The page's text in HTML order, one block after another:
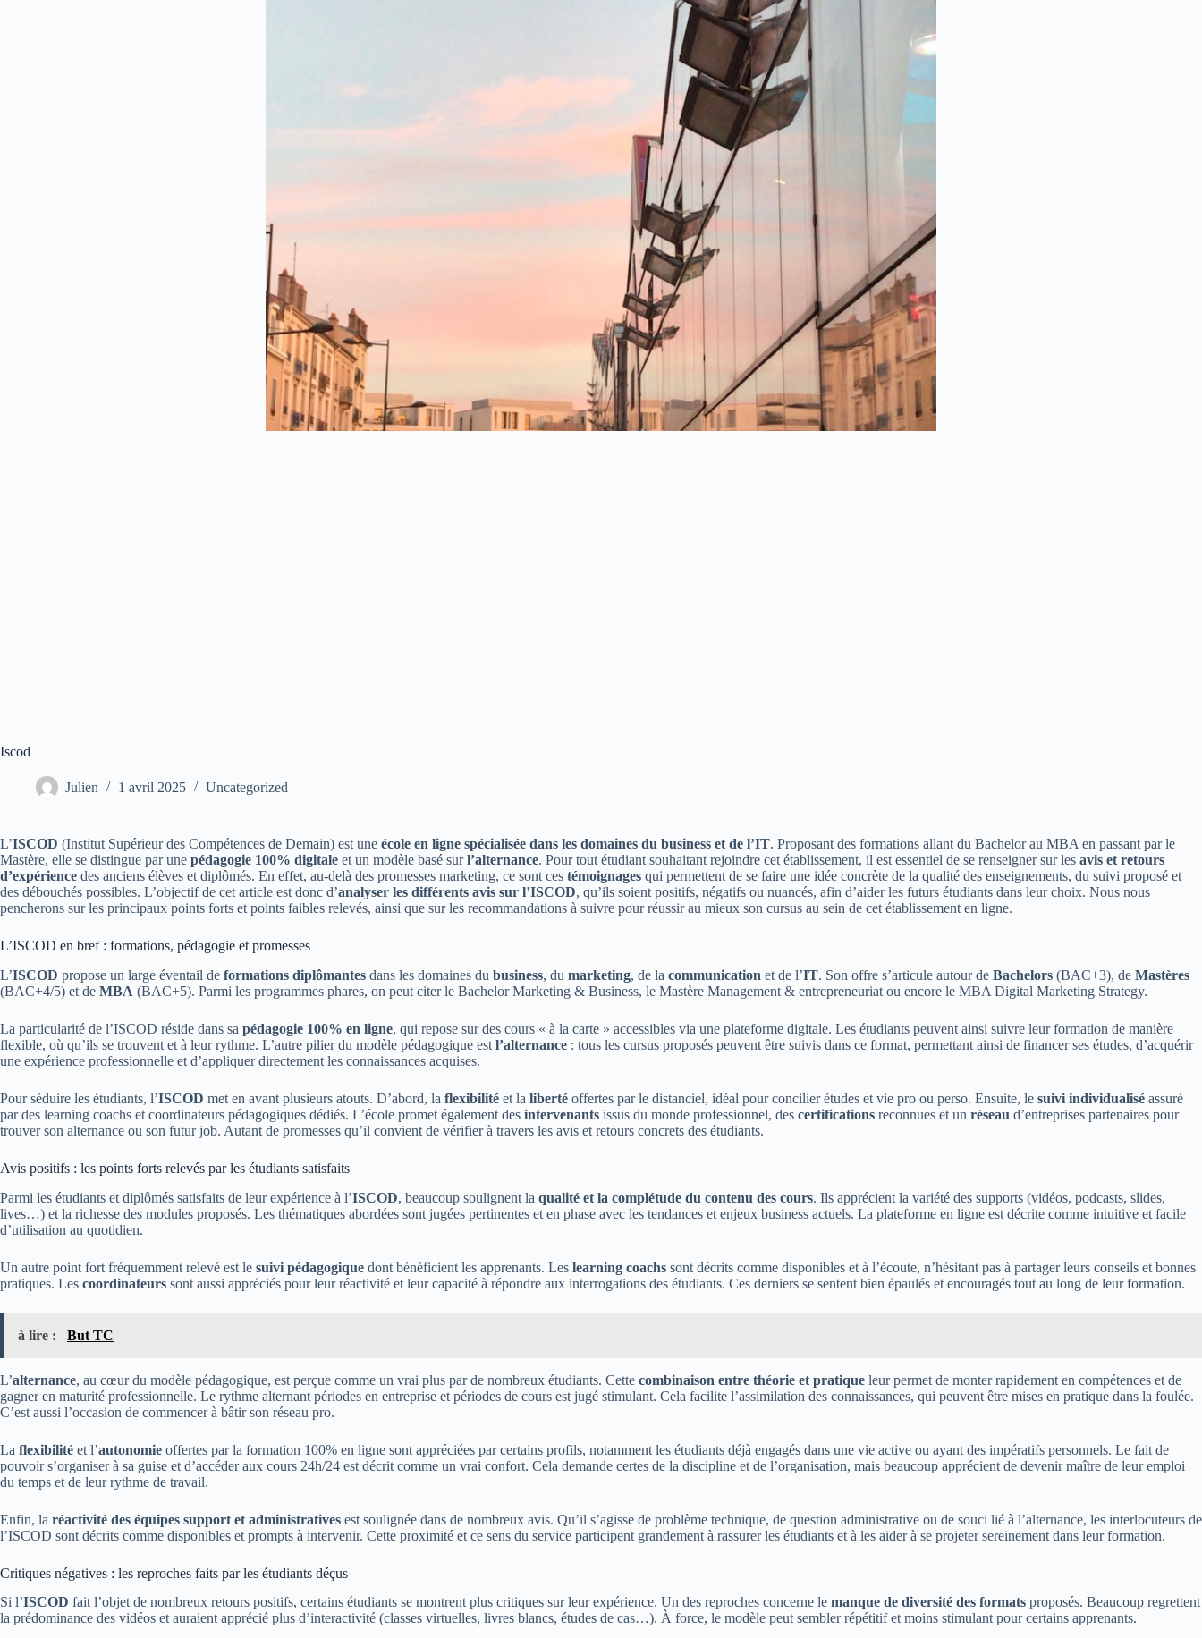
Iscod
Julien 1 avril 2025 Uncategorized
L’ISCOD (Institut Supérieur des Compétences de Demain) est une école en ligne spécialisée dans les domaines du business et de l’IT. Proposant des formations allant du Bachelor au MBA en passant par le
Mastère, elle se distingue par une pédagogie 100% digitale et un modèle basé surl’alternance. Pour tout étudiant souhaitant rejoindre cet établissement, il est essentiel de se renseigner sur les avis et retours
d’expérience des anciens élèves et diplômés. En effet, au-delà des promesses marketing, ce sont ces témoignages qui permettent de se faire une idée concrète de la qualité des enseignements, du suivi proposé et
des débouchés possibles. L’objectif de cet article est donc d’analyser les différents avis sur l’ISCOD, qu’ils soient positifs, négatifs ou nuancés, afin d’aider les futurs étudiants dans leur choix. Nous nous
pencherons sur les principaux points forts et points faibles relevés, ainsi que sur les recommandations à suivre pour réussir au mieux son cursus au sein de cet établissement en ligne.
L’ISCOD en bref : formations, pédagogie et promesses
L’ISCOD propose un large éventail de formations diplômantes dans les domaines du business, du marketing, de la communication et de l’IT. Son offre s’articule autour de Bachelors (BAC+3), de Mastères
(BAC+4/5) et de MBA (BAC+5). Parmi les programmes phares, on peut citer le Bachelor Marketing & Business, le Mastère Management & entrepreneuriat ou encore le MBA Digital Marketing Strategy.
La particularité de l’ISCOD réside dans sa pédagogie 100% en ligne, qui repose sur des cours « à la carte » accessibles via une plateforme digitale. Les étudiants peuvent ainsi suivre leur formation de manière
flexible, où qu’ils se trouvent et à leur rythme. L’autre pilier du modèle pédagogique est l’alternance : tous les cursus proposés peuvent être suivis dans ce format, permettant ainsi de financer ses études, d’acquérir
une expérience professionnelle et d’appliquer directement les connaissances acquises.
Pour séduire les étudiants, l’ISCOD met en avant plusieurs atouts. D’abord, la flexibilité et la liberté offertes par le distanciel, idéal pour concilier études et vie pro ou perso. Ensuite, le suivi individualisé assuré
par des learning coachs et coordinateurs pédagogiques dédiés. L’école promet également des intervenants issus du monde professionnel, des certifications reconnues et un réseau d’entreprises partenaires pour
trouver son alternance ou son futur job. Autant de promesses qu’il convient de vérifier à travers les avis et retours concrets des étudiants.
Avis positifs : les points forts relevés par les étudiants satisfaits
Parmi les étudiants et diplômés satisfaits de leur expérience à l’ISCOD, beaucoup soulignent la qualité et la complétude du contenu des cours. Ils apprécient la variété des supports (vidéos, podcasts, slides,
lives…) et la richesse des modules proposés. Les thématiques abordées sont jugées pertinentes et en phase avec les tendances et enjeux business actuels. La plateforme en ligne est décrite comme intuitive et facile
d’utilisation au quotidien.
Un autre point fort fréquemment relevé est le suivi pédagogique dont bénéficient les apprenants. Les learning coachs sont décrits comme disponibles et à l’écoute, n’hésitant pas à partager leurs conseils et bonnes
pratiques. Les coordinateurs sont aussi appréciés pour leur réactivité et leur capacité à répondre aux interrogations des étudiants. Ces derniers se sentent bien épaulés et encouragés tout au long de leur formation.
à lire : But TC
L’alternance, au cœur du modèle pédagogique, est perçue comme un vrai plus par de nombreux étudiants. Cette combinaison entre théorie et pratique leur permet de monter rapidement en compétences et de
gagner en maturité professionnelle. Le rythme alternant périodes en entreprise et périodes de cours est jugé stimulant. Cela facilite l’assimilation des connaissances, qui peuvent être mises en pratique dans la foulée.
C’est aussi l’occasion de commencer à bâtir son réseau pro.
La flexibilité et l’autonomie offertes par la formation 100% en ligne sont appréciées par certains profils, notamment les étudiants déjà engagés dans une vie active ou ayant des impératifs personnels. Le fait de
pouvoir s’organiser à sa guise et d’accéder aux cours 24h/24 est décrit comme un vrai confort. Cela demande certes de la discipline et de l’organisation, mais beaucoup apprécient de devenir maître de leur emploi
du temps et de leur rythme de travail.
Enfin, la réactivité des équipes support et administratives est soulignée dans de nombreux avis. Qu’il s’agisse de problème technique, de question administrative ou de souci lié à l’alternance, les interlocuteurs de
l’ISCOD sont décrits comme disponibles et prompts à intervenir. Cette proximité et ce sens du service participent grandement à rassurer les étudiants et à les aider à se projeter sereinement dans leur formation.
Critiques négatives : les reproches faits par les étudiants déçus
Si l’ISCOD fait l’objet de nombreux retours positifs, certains étudiants se montrent plus critiques sur leur expérience. Un des reproches concerne le manque de diversité des formats proposés. Beaucoup regrettent
la prédominance des vidéos et auraient apprécié plus d’interactivité (classes virtuelles, livres blancs, études de cas…). À force, le modèle peut sembler répétitif et moins stimulant pour certains apprenants.